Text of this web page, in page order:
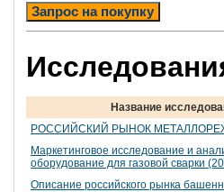
Запрос на покупку
Название
РОССИЙСКИЙ РЫНОК
Маркетинговое исследование и
оборудование для газовой сварки
Описание российского рынка